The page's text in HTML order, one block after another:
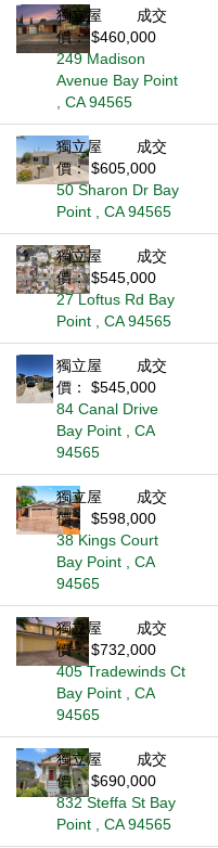
獨立屋
成交
價： $460,000
249 Madison
Avenue Bay Point
, CA 94565
獨立屋
成交
價： $605,000
50 Sharon Dr Bay
Point , CA 94565
獨立屋
成交
價： $545,000
27 Loftus Rd Bay
Point , CA 94565
獨立屋
成交
價： $545,000
84 Canal Drive
Bay Point , CA
94565
獨立屋
成交
價： $598,000
38 Kings Court
Bay Point , CA
94565
獨立屋
成交
價： $732,000
405 Tradewinds Ct
Bay Point , CA
94565
獨立屋
成交
價： $690,000
832 Steffa St Bay
Point , CA 94565